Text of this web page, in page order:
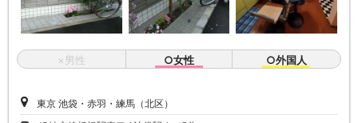
×男性 ○女性 ○外国人
東京 池袋・赤羽・練馬（北区）